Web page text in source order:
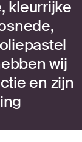
kleurrijke
wij
en zijn